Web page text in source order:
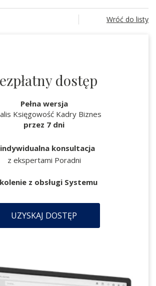
Wróć do listy
dostęp
Pełna wersja
Księgowość Kadry Biznes
przez 7 dni
konsultacja
z ekspertami Poradni
z obsługi Systemu
UZYSKAJ DOSTĘP